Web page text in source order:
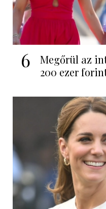
6
Megőrül az
200 ezer